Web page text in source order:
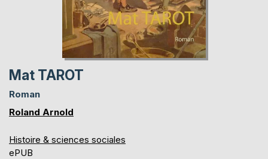
Mat TAROT
Roman
Roland Arnold
Histoire & sciences sociales
ePUB